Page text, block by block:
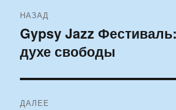
по
записям
НАЗАД
Предыдущая
запись:
Gypsy Jazz
духе свободы
ДАЛЕЕ